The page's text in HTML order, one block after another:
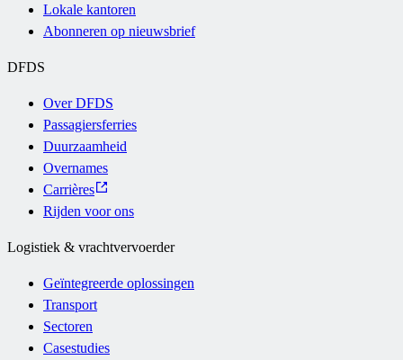
Lokale kantoren
Abonneren op nieuwsbrief
DFDS
Over DFDS
Passagiersferries
Duurzaamheid
Overnames
Carrières
Rijden voor ons
Logistiek & vrachtvervoerder
Geïntegreerde oplossingen
Transport
Sectoren
Casestudies